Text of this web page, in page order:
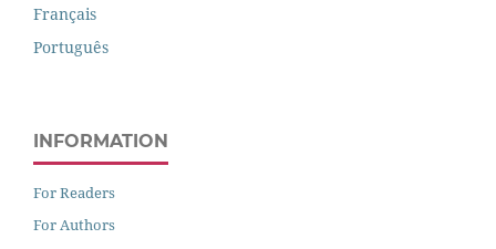
Français
Português
INFORMATION
For Readers
For Authors